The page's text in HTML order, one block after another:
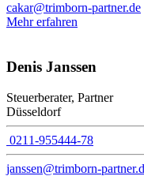
cakar@trimborn-partner.de
Mehr erfahren
Denis Janssen
Steuerberater, Partner
Düsseldorf
0211-955444-78
janssen@trimborn-